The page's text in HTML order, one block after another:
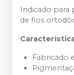
Indicado para
de fios
Fabricado